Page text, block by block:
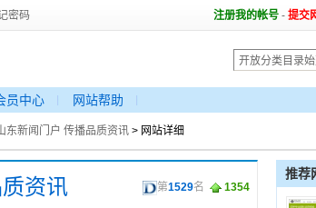
密码 注册我的帐号 - 提交
员中心 网站帮助
东新闻门户 传播品质资讯 > 网站详细
资讯 第1529名 1354
推荐